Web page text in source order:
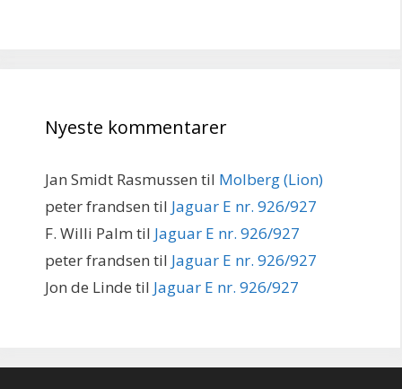
Nyeste kommentarer
Jan Smidt Rasmussen til Molberg (Lion)
peter frandsen til Jaguar E nr. 926/927
F. Willi Palm til Jaguar E nr. 926/927
peter frandsen til Jaguar E nr. 926/927
Jon de Linde til Jaguar E nr. 926/927